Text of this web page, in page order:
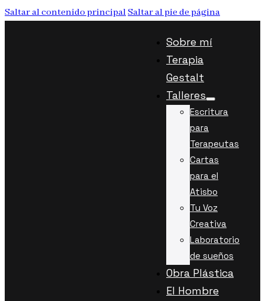
Saltar al contenido principalSaltar al pie de página
Sobre mí
Terapia
Gestalt
Talleres
Escritura
para
Terapeutas
Cartas
para el
Atisbo
Tu Voz
Creativa
Laboratorio
de sueños
Obra Plástica
El Hombre